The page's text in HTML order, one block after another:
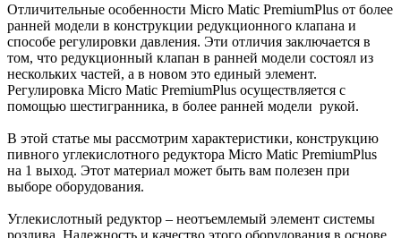
Отличительные особенности Micro Matic PremiumPlus от более
ранней модели в конструкции редукционного клапана и
способе регулировки давления. Эти отличия заключается в
том, что редукционный клапан в ранней модели состоял из
нескольких частей, а в новом это единый элемент.
Регулировка Micro Matic PremiumPlus осуществляется с
помощью шестигранника, в более ранней модели рукой.
В этой статье мы рассмотрим характеристики, конструкцию
пивного углекислотного редуктора Micro Matic PremiumPlus
на 1 выход. Этот материал может быть вам полезен при
выборе оборудования.
Углекислотный редуктор – неотъемлемый элемент системы
розлива. Надежность и качество этого оборудования в основе